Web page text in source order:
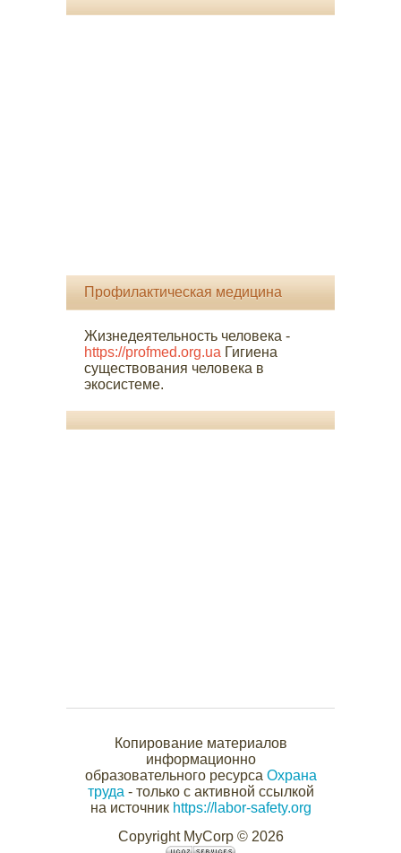
Профилактическая медицина
Жизнедеятельность человека -
https://profmed.org.ua Гигиена
существования человека в
экосистеме.
Копирование материалов
информационно
образовательного ресурса Охрана
труда - только с активной ссылкой
на источник https://labor-safety.org
Copyright MyCorp © 2026